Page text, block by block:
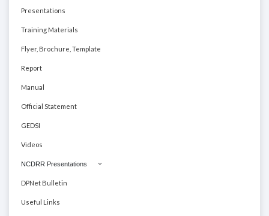
Presentations
Training Materials
Flyer, Brochure, Template
Report
Manual
Official Statement
GEDSI
Videos
NCDRR Presentations
DPNet Bulletin
Useful Links